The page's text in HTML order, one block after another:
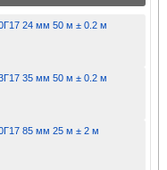
24 мм 50 м ± 0.2 м
35 мм 50 м ± 0.2 м
85 мм 25 м ± 2 м